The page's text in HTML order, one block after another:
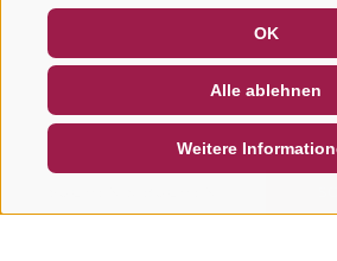
OK
Alle ablehnen
Weitere
NEWSLETTER
SOCIAL WALL